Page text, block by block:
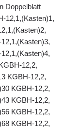
Doppelblatt
12,1,(Kasten)1,
12,2,
KGBH-12,2,
KGBH-12,2,
KGBH-12,2,
KGBH-12,2,
KGBH-12,2,